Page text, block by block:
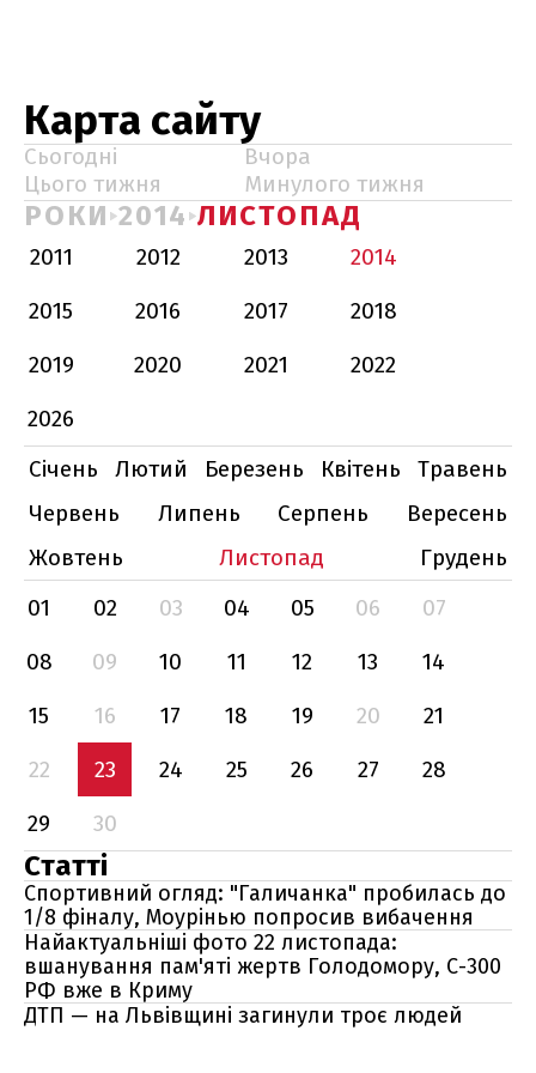
Карта сайту
Сьогодні
Вчора
Цього тижня
Минулого тижня
РОКИ 2014 ЛИСТОПАД
2011 2012 2013
2014
2015
2016 2017
2018
2019
2020 2021
2022
2026
Січень
Лютий Березень Квітень
Травень
Червень
Липень Серпень
Вересень
Жовтень
Листопад
Грудень
01
02 03 04 05 06
07
08
09 10 11 12 13
14
15
16 17 18 19 20
21
22
23 24 25 26 27
28
29
30
Статті
Спортивний огляд: "Галичанка" пробилась до
1/8 фіналу, Моурінью попросив вибачення
Найактуальніші фото 22 листопада:
вшанування пам'яті жертв Голодомору, С-300
РФ вже в Криму
ДТП — на Львівщині загинули троє людей